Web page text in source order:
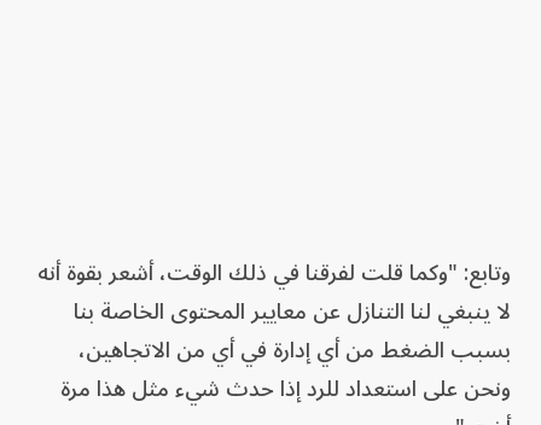
وتابع: "وكما قلت لفرقنا في ذلك الوقت، أشعر بقوة أنه
لا ينبغي لنا التنازل عن معايير المحتوى الخاصة بنا
بسبب الضغط من أي إدارة في أي من الاتجاهين،
ونحن على استعداد للرد إذا حدث شيء مثل هذا مرة